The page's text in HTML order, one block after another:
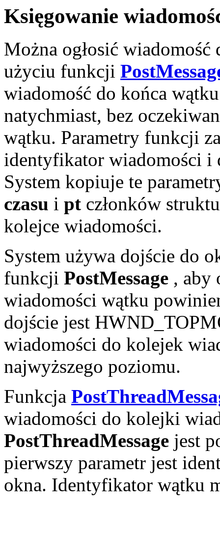
Księgowanie
Można ogłosić
użyciu funkcji
wiadomość do końca
natychmiast, bez
wątku. Parametry funkcji
identyfikator wiadomości i
System kopiuje te
czasu i pt członków
kolejce wiadomości.
System używa dojście do
funkcji PostMessage , aby
wiadomości wątku
dojście jest
wiadomości do kolejek
najwyższego poziomu.
Funkcja
wiadomości do kolejki
PostThreadMessage jest
pierwszy parametr jest
okna. Identyfikator wątku